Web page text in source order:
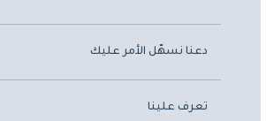
دعنا نسهّل الأمر عليك
تعرف علينا